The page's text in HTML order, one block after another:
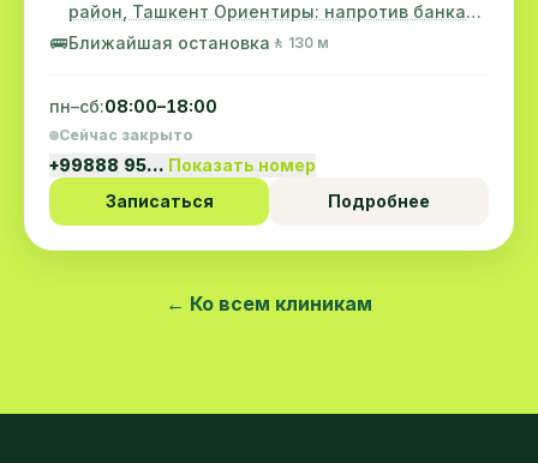
район, Ташкент Ориентиры: напротив банка
"Трастбанк"
🚌Ближайшая остановка 🚶 130 м
пн–сб:08:00–18:00
Сейчас закрыто
+99888 95… Показать номер
Записаться
Подробнее
← Ко всем клиникам